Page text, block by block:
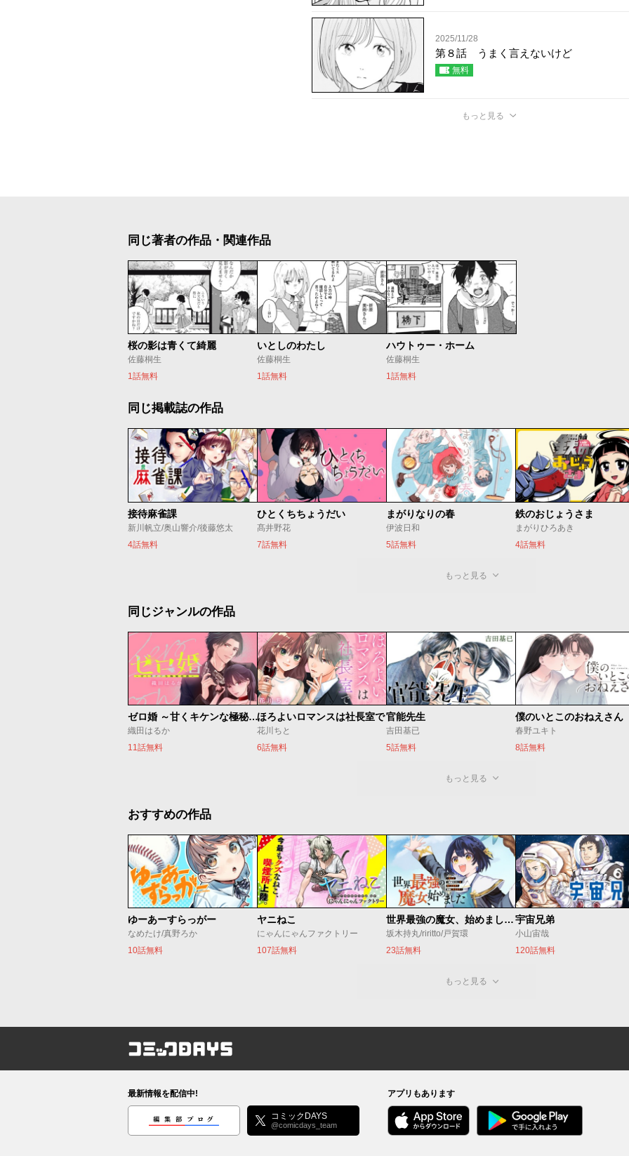
2025/11/28
第８話 うまく言えないけど
無料
もっと見る
同じ著者の作品・関連作品
桜の影は青くて綺麗
佐藤桐生
1話無料
いとしのわたし
佐藤桐生
1話無料
ハウトゥー・ホーム
佐藤桐生
1話無料
同じ掲載誌の作品
接待麻雀課
新川帆立/奥山響介/後藤悠太
4話無料
ひとくちちょうだい
髙井野花
7話無料
まがりなりの春
伊波日和
5話無料
鉄のおじょうさま
まがりひろあき
4話無料
もっと見る
同じジャンルの作品
ゼロ婚 ～甘くキケンな極秘任務～
織田はるか
11話無料
ほろよいロマンスは社長室で
花川ちと
6話無料
官能先生
吉田基已
5話無料
僕のいとこのおねえさん
春野ユキト
8話無料
もっと見る
おすすめの作品
ゆーあーすらっがー
なめたけ/真野ろか
10話無料
ヤニねこ
にゃんにゃんファクトリー
107話無料
世界最強の魔女、始めました ～私だけ『攻略サイト』を見れる世界で自由に生きます～
坂木持丸/riritto/戸賀環
23話無料
宇宙兄弟
小山宙哉
120話無料
もっと見る
コミックDAYS
最新情報を配信中!
編集部ブログ コミックDAYS
@comicdays_team
アプリもあります